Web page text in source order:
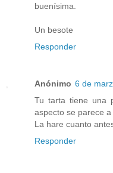
buenísima.
Un besote
Responder
Anónimo 6 de
Tu tarta tiene una
aspecto se parece
La hare cuanto
Responder